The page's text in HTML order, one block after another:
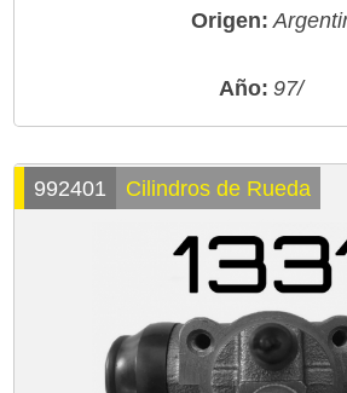
Origen:
Año: 97/
992401 Cilindros de Rueda